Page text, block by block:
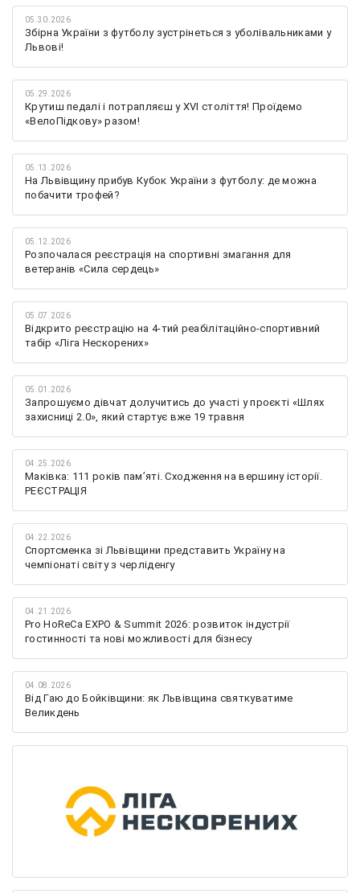
05.30.2026
Збірна України з футболу зустрінеться з уболівальниками у
Львові!
05.29.2026
Крутиш педалі і потрапляєш у XVI століття! Проїдемо
«ВелоПідкову» разом!
05.13.2026
На Львівщину прибув Кубок України з футболу: де можна
побачити трофей?
05.12.2026
Розпочалася реєстрація на спортивні змагання для
ветеранів «Сила сердець»
05.07.2026
Відкрито реєстрацію на 4-тий реабілітаційно-спортивний
табір «Ліга Нескорених»
05.01.2026
Запрошуємо дівчат долучитись до участі у проєкті «Шлях
захисниці 2.0», який стартує вже 19 травня
04.25.2026
Маківка: 111 років пам’яті. Сходження на вершину історії.
РЕЄСТРАЦІЯ
04.22.2026
Спортсменка зі Львівщини представить Україну на
чемпіонаті світу з черліденгу
04.21.2026
Pro HoReCa EXPO & Summit 2026: розвиток індустрії
гостинності та нові можливості для бізнесу
04.08.2026
Від Гаю до Бойківщини: як Львівщина святкуватиме
Великдень